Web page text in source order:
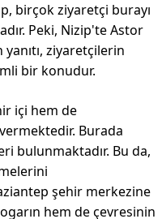
birçok ziyaretçi burayı
Peki, Nizip'te Astor
ziyaretçilerin
bir konudur.
içi hem de
Burada
bulunmaktadır. Bu da,
şehir merkezine
hem de çevresinin